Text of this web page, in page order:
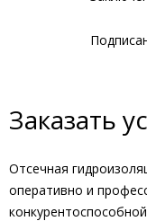
Заказать
Отсечная
оперативно и